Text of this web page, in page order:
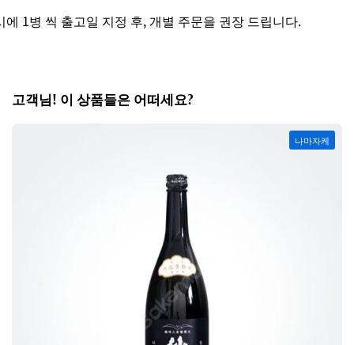
병 씩 출고일 지정 후, 개별 주문을 권장 드립니다.
고객님! 이 상품들은 어떠세요?
나마자케